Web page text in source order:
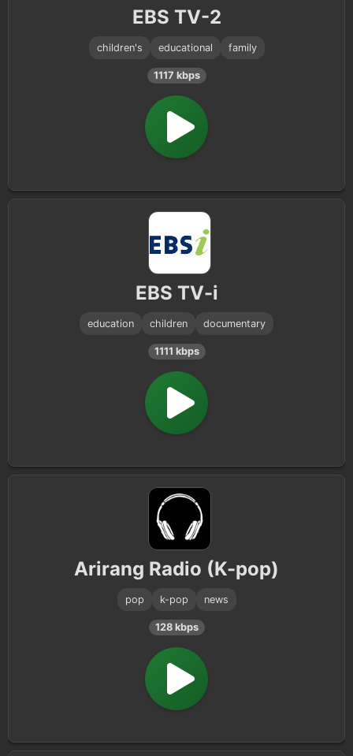
EBS TV-2
children's educational family
1117 kbps
EBS TV-i
education children documentary
1111 kbps
Arirang Radio (K-pop)
pop k-pop news
128 kbps